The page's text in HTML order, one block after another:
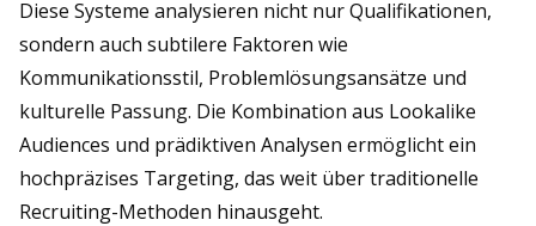
Diese Systeme analysieren nicht nur Qualifikationen,
sondern auch subtilere Faktoren wie
Kommunikationsstil, Problemlösungsansätze und
kulturelle Passung. Die Kombination aus Lookalike
Audiences und prädiktiven Analysen ermöglicht ein
hochpräzises Targeting, das weit über traditionelle
Recruiting-Methoden hinausgeht.